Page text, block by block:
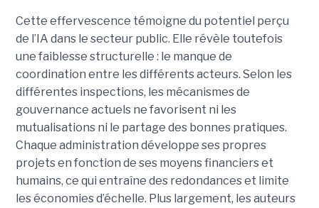
Cette effervescence témoigne du potentiel perçu
de l’IA dans le secteur public. Elle révèle toutefois
une faiblesse structurelle : le manque de
coordination entre les différents acteurs. Selon les
différentes inspections, les mécanismes de
gouvernance actuels ne favorisent ni les
mutualisations ni le partage des bonnes pratiques.
Chaque administration développe ses propres
projets en fonction de ses moyens financiers et
humains, ce qui entraîne des redondances et limite
les économies d’échelle. Plus largement, les auteurs